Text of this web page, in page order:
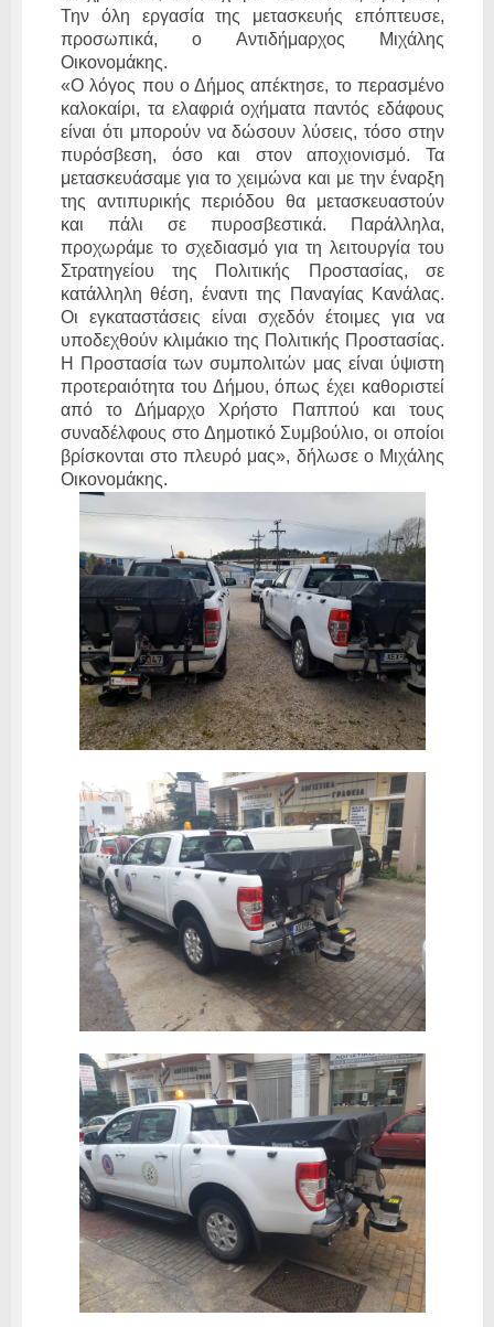
Την όλη εργασία της μετασκευής επόπτευσε,
προσωπικά, ο Αντιδήμαρχος Μιχάλης
Οικονομάκης.
«Ο λόγος που ο Δήμος απέκτησε, το περασμένο
καλοκαίρι, τα ελαφριά οχήματα παντός εδάφους
είναι ότι μπορούν να δώσουν λύσεις, τόσο στην
πυρόσβεση, όσο και στον αποχιονισμό. Τα
μετασκευάσαμε για το χειμώνα και με την έναρξη
της αντιπυρικής περιόδου θα μετασκευαστούν
και πάλι σε πυροσβεστικά. Παράλληλα,
προχωράμε το σχεδιασμό για τη λειτουργία του
Στρατηγείου της Πολιτικής Προστασίας, σε
κατάλληλη θέση, έναντι της Παναγίας Κανάλας.
Οι εγκαταστάσεις είναι σχεδόν έτοιμες για να
υποδεχθούν κλιμάκιο της Πολιτικής Προστασίας.
Η Προστασία των συμπολιτών μας είναι ύψιστη
προτεραιότητα του Δήμου, όπως έχει καθοριστεί
από το Δήμαρχο Χρήστο Παππού και τους
συναδέλφους στο Δημοτικό Συμβούλιο, οι οποίοι
βρίσκονται στο πλευρό μας», δήλωσε ο Μιχάλης
Οικονομάκης.